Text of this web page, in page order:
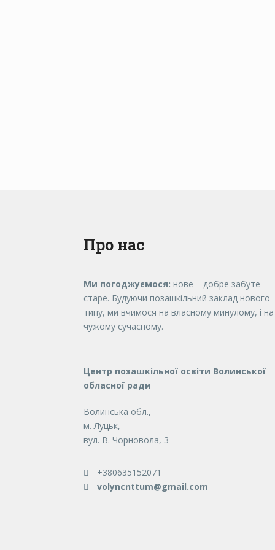
Про нас
Ми погоджуємося: нове – добре забуте
старе. Будуючи позашкільний заклад нового
типу, ми вчимося на власному минулому, і на
чужому сучасному.
Центр позашкільної освіти Волинської
обласної ради
Волинська обл.,
м. Луцьк,
вул. В. Чорновола, 3
+380635152071
volyncnttum@gmail.com